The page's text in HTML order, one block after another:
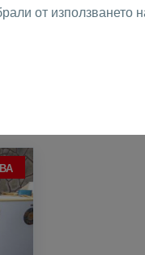
от използването